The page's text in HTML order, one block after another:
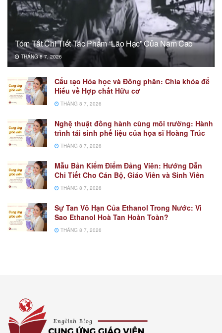
Tóm Tắt Chi Tiết Tác Phẩm “Lão Hạc” Của Nam Cao
THÁNG 8 7, 2026
Cấu tạo Hóa học và Đồng phân: Chìa khóa để
Hiểu về Hợp chất Hữu cơ
THÁNG 8 7, 2026
Nghệ thuật đồng hành cùng môi trường: Hành
trình tái sinh phế liệu của họa sĩ Hoàng Trúc
THÁNG 8 7, 2026
Mẫu Bản Kiểm Điểm Đảng Viên: Hướng Dẫn
Chi Tiết Cho Cán Bộ, Giáo Viên và Sinh Viên
THÁNG 8 7, 2026
Sự Tan Vô Hạn Của Ethanol Trong Nước: Vì
Sao Ethanol Hoà Tan Hoàn Toàn?
THÁNG 8 7, 2026